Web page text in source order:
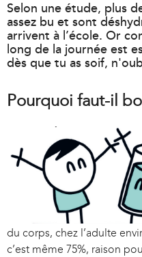
Selon une étude, plus
assez bu et sont
arrivent à l’école. Or
long de la journée est
dès que tu as soif,
Pourquoi faut-il
du corps, chez l’adulte
c’est même 75%, raison